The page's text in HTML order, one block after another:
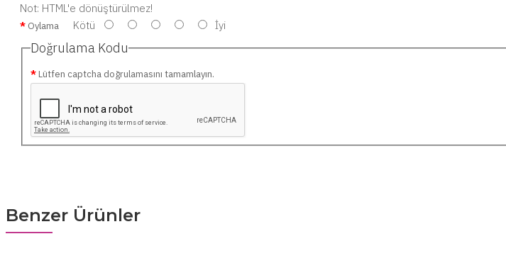
Not: HTML'e dönüştürülmez!
Oylama Kötü İyi
Doğrulama Kodu
Lütfen captcha doğrulamasını tamamlayın.
Benzer Ürünler